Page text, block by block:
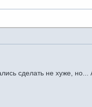
сделать не хуже, но...